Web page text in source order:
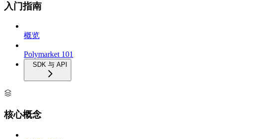
入门指南
概览
Polymarket 101
SDK 与 API
核心概念